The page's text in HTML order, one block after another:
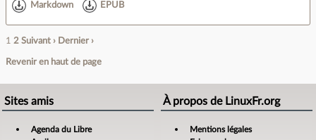
Markdown EPUB
1 2 Suivant › Dernier ›
Revenir en haut de page
Sites amis
Agenda du Libre
À propos de LinuxFr.org
Mentions légales